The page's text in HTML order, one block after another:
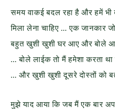
समय वाकई बदल रहा है और हमें
मिला लेना चाहिए … एक जानकार
बहुत खुशी खुशी घर आए और बोले
… बोले लाईक तो मैं हमेशा करता
… और खुशी खुशी दूसरे दोस्तों को
मुझे याद आया कि जब मैं एक बार